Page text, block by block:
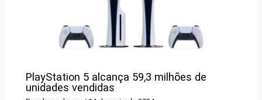
PlayStation 5 alcança 59,3 milhões de
unidades vendidas